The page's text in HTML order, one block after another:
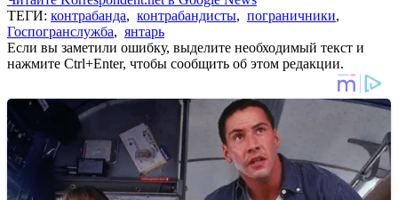
ТЕГИ: контрабанда, контрабандисты, пограничники,
Госпогранслужба, янтарь
Если вы заметили ошибку, выделите необходимый текст и
нажмите Ctrl+Enter, чтобы сообщить об этом редакции.